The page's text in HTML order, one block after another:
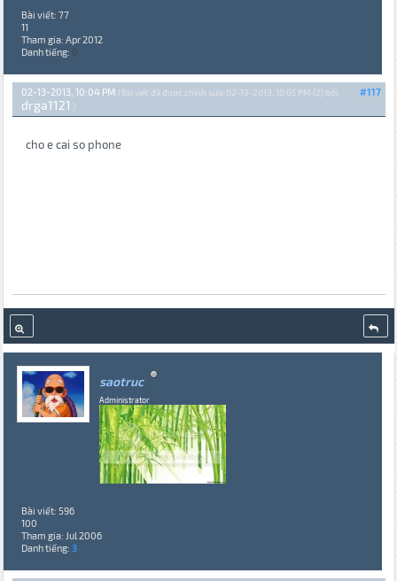
Bài viết: 77
11
Tham gia: Apr 2012
Danh tiếng: 0
#117
02-13-2013, 10:04 PM (Bài viết đã được chỉnh sửa: 02-13-2013, 10:05 PM {2} bởi
drga1121 .)
cho e cai so phone
saotruc
Administrator
Bài viết: 596
100
Tham gia: Jul 2006
Danh tiếng: 3